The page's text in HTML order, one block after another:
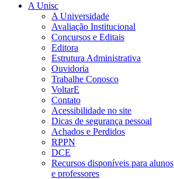
A Unisc
A Universidade
Avaliação Institucional
Concursos e Editais
Editora
Estrutura Administrativa
Ouvidoria
Trabalhe Conosco
VoltarE
Contato
Acessibilidade no site
Dicas de segurança pessoal
Achados e Perdidos
RPPN
DCE
Recursos disponíveis para alunos
e professores